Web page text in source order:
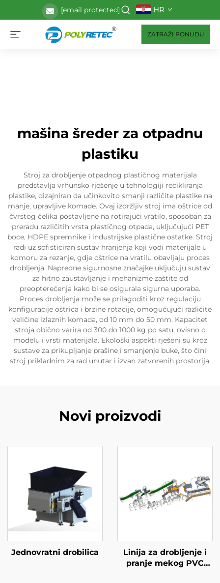
[email protected] HR
ZATRAŽI PONUDU
mašina šreder za otpadnu
plastiku
Stroj za drobljenje otpadnog plastičnog materijala
predstavlja vrhunsko rješenje u tehnologiji recikliranja
plastike, dizajniran da učinkovito smanji različite plastike na
manje, upravljive komade. Ovaj izdržljiv stroj ima oštrice od
čvrstog čelika postavljene na rotirajući vratilo, sposoban za
preradu različitih vrsta plastičnog otpada, uključujući PET
boce, HDPE spremnike i industrijske plastične ostatke. Stroj
radi uz sofisticiran sustav hranjenja koji vodi materijale u
komoru za rezanje, gdje oštrice na vratilu obavljaju proces
drobljenja. Napredne sigurnosne značajke uključuju sustav
za hitno zaustavljanje i mehanizme zaštite od
preopterećenja kako bi se osigurala sigurna uporaba.
Proces drobljenja može se prilagoditi kroz regulaciju
konfiguracije oštrica i brzine rotacije, omogućujući različite
veličine izlaznih komada, od 10 mm do 50 mm. Kapacitet
stroja obično varira od 300 do 1000 kg po satu, ovisno o
modelu i vrsti materijala. Ekološki aspekti rješeni su kroz
sustave za prikupljanje prašine i smanjenje buke, što čini
stroj prikladnim za rad unutar i izvan zatvorenih prostorija.
Novi proizvodi
Jednovratni drobilica
Linija za drobljenje i
pranje mekog PVC